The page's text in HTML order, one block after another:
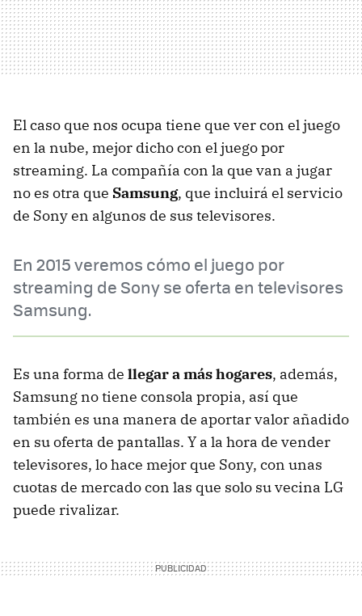
El caso que nos ocupa tiene que ver con el juego
en la nube, mejor dicho con el juego por
streaming. La compañía con la que van a jugar
no es otra que Samsung, que incluirá el servicio
de Sony en algunos de sus televisores.
En 2015 veremos cómo el juego por
streaming de Sony se oferta en televisores
Samsung.
Es una forma de llegar a más hogares, además,
Samsung no tiene consola propia, así que
también es una manera de aportar valor añadido
en su oferta de pantallas. Y a la hora de vender
televisores, lo hace mejor que Sony, con unas
cuotas de mercado con las que solo su vecina LG
puede rivalizar.